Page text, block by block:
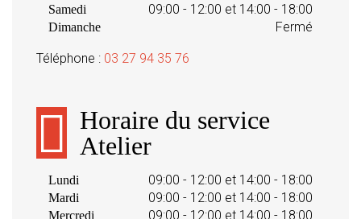
Samedi 09:00 - 12:00 et 14:00 - 18:00
Dimanche Fermé
Téléphone : 03 27 94 35 76
Horaire du service
Atelier
Lundi 09:00 - 12:00 et 14:00 - 18:00
Mardi 09:00 - 12:00 et 14:00 - 18:00
Mercredi 09:00 - 12:00 et 14:00 - 18:00